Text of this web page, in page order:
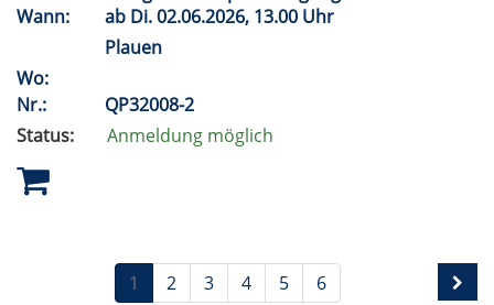
Wann:
ab Di.02.06.2026, 13.00 Uhr
Plauen
Wo:
Nr.:
QP32008-2
Status:
Anmeldung möglich
1 2 3 4 5 6